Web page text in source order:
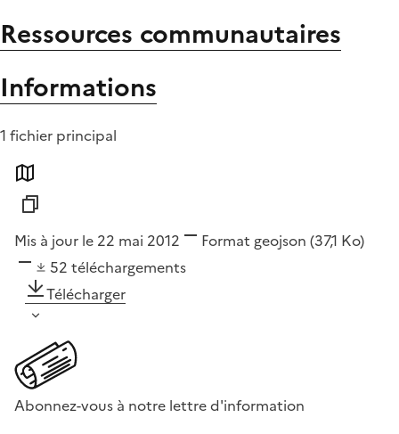
Ressources communautaires
Informations
1 fichier principal
Mis à jour le 22 mai 2012 Format geojson (37,1 Ko)
52 téléchargements
Télécharger
Abonnez-vous à notre lettre d'information